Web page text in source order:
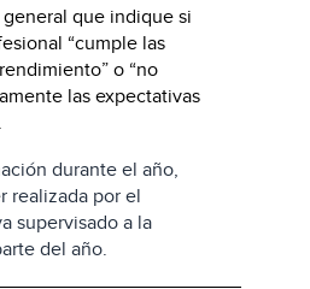
que indique si
“cumple las
o “no
las expectativas
durante el año,
realizada por el
supervisado a la
del año.